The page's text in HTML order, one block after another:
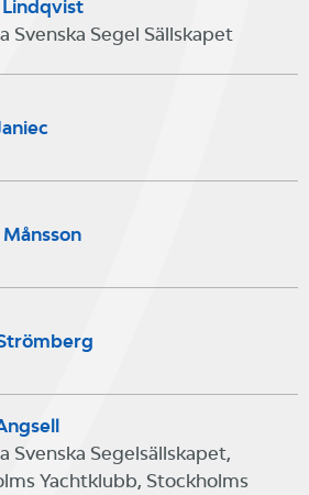
Svenska Segel Sällskapet
Svenska Segelsällskapet,
Yachtklubb, Stockholms